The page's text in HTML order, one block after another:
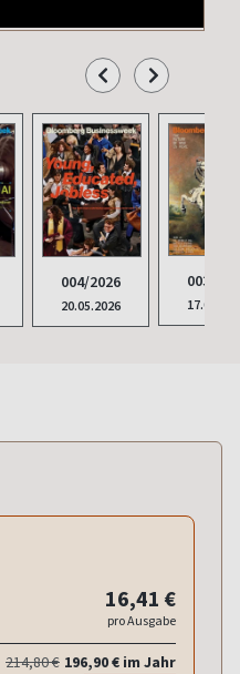
004/2026
20.05.2026
003/
16,41 €
pro Ausgabe
214,80 € 196,90 € im Jahr